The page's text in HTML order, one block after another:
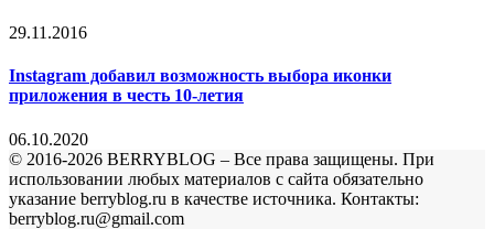
29.11.2016
Instagram добавил возможность выбора иконки
приложения в честь 10-летия
06.10.2020
© 2016-2026 BERRYBLOG – Все права защищены. При
использовании любых материалов с сайта обязательно
указание berryblog.ru в качестве источника. Контакты:
berryblog.ru@gmail.com